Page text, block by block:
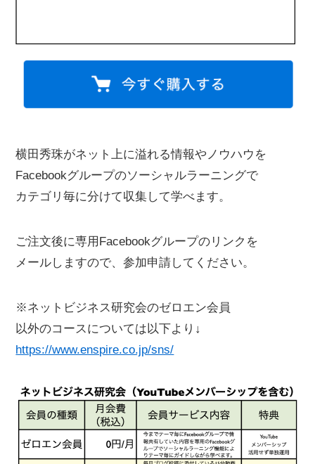
横田秀珠がネット上に溢れる情報やノウハウを
Facebookグループのソーシャルラーニングで
カテゴリ毎に分けて収集して学べます。
ご注文後に専用Facebookグループのリンクを
メールしますので、参加申請してください。
※ネットビジネス研究会のゼロエン会員
以外のコースについては以下より↓
https://www.enspire.co.jp/sns/